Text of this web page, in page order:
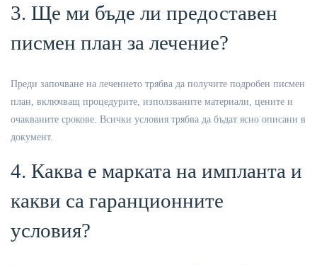
3. Ще ми бъде ли предоставен
писмен план за лечение?
Преди започване на лечението трябва да получите подробен писмен
план, включващ процедурите, използваните материали, цените и
очакваните срокове. Всички условия трябва да бъдат ясно описани в
документ.
4. Каква е марката на импланта и
какви са гаранционните
условия?